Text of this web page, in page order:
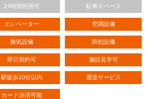
24時間利用可 駐車スペース
エレベーター 空調設備
換気設備 防犯設備
即日契約可 施設見学可
駅徒歩10分以内 運送サービス
カード決済可能